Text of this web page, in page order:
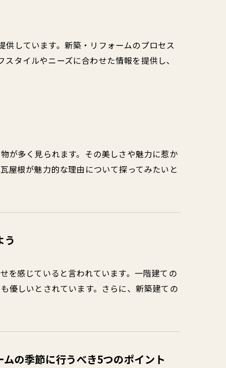
しています。新築・リフォームのプロセス
タイルやニーズに合わせた情報を提供し、
が多く見られます。その美しさや魅力に惹か
屋根が魅力的な理由について探ってみたいと
う
を感じていると言われています。一階建ての
優しいとされています。さらに、新築建ての
の季節に行うべき5つのポイント